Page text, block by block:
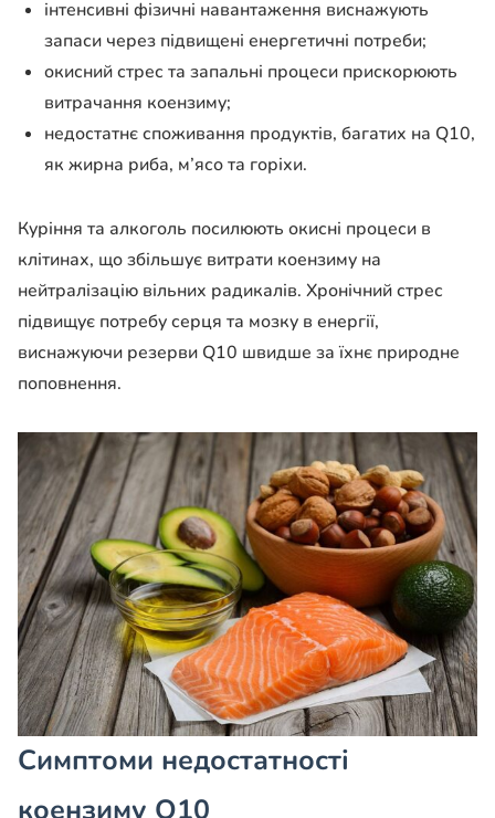
інтенсивні фізичні навантаження виснажують
запаси через підвищені енергетичні потреби;
окисний стрес та запальні процеси прискорюють
витрачання коензиму;
недостатнє споживання продуктів, багатих на Q10,
як жирна риба, м’ясо та горіхи.
Куріння та алкоголь посилюють окисні процеси в
клітинах, що збільшує витрати коензиму на
нейтралізацію вільних радикалів. Хронічний стрес
підвищує потребу серця та мозку в енергії,
виснажуючи резерви Q10 швидше за їхнє природне
поповнення.
Симптоми недостатності
коензиму Q10